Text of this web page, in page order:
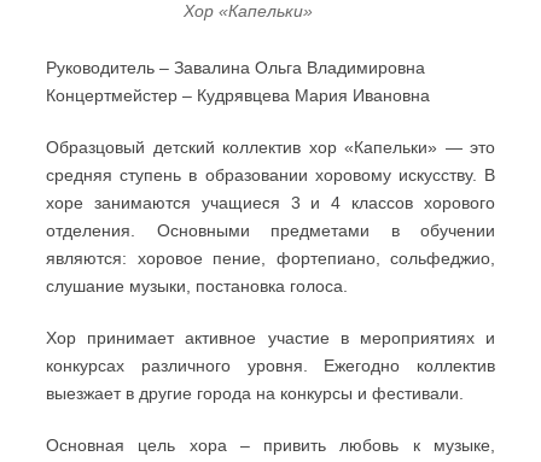
Хор «Капельки»
Руководитель – Завалина Ольга Владимировна
Концертмейстер – Кудрявцева Мария Ивановна
Образцовый детский коллектив хор «Капельки» — это
средняя ступень в образовании хоровому искусству. В
хоре занимаются учащиеся 3 и 4 классов хорового
отделения. Основными предметами в обучении
являются: хоровое пение, фортепиано, сольфеджио,
слушание музыки, постановка голоса.
Хор принимает активное участие в мероприятиях и
конкурсах различного уровня. Ежегодно коллектив
выезжает в другие города на конкурсы и фестивали.
Основная цель хора – привить любовь к музыке,